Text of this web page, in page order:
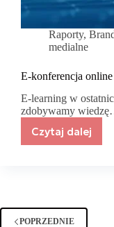
Raporty,
medialne
E-konferencja
E-learning w
zdobywamy
Czytaj dalej
E-
POPRZEDNIE